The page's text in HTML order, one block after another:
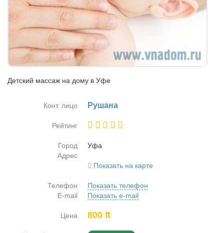
Детский массаж на дому в Уфе
Конт. лицо Ру­ша­на
Рейтинг
Город
Уфа
Адрес
Показать на карте
Телефон
Показать телефон
E-mail
Показать e-mail
Цена 800 ₶